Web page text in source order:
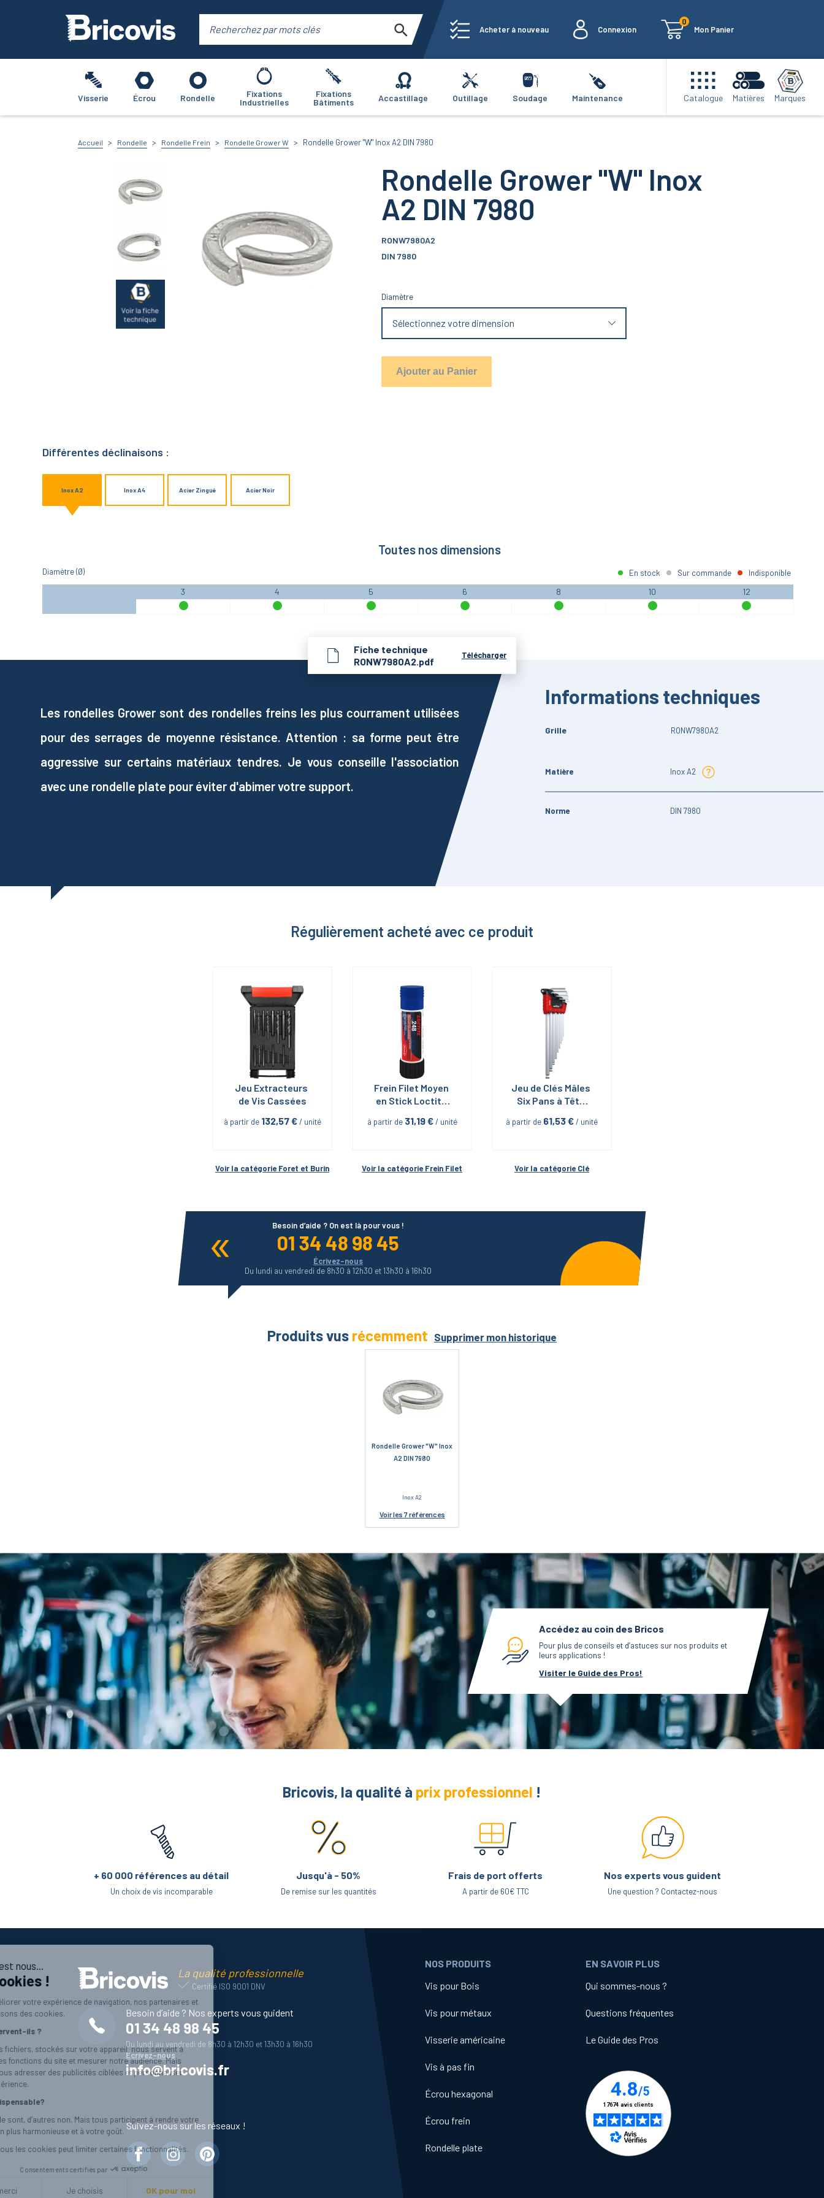
Salut c'est nous...
les Cookies !
Pour améliorer votre expérience de navigation, nos partenaires et
nous utilisons des cookies.
À quoi servent-ils ?
Ces petits fichiers, stockés sur votre appareil, nous servent à
activer des fonctions du site et mesurer notre audience. Mais
aussi à vous adresser des publicités ciblées et personnaliser
votre expérience.
C'est indispensable?
Certains le sont, d’autres non. Mais tous participent à rendre votre
navigation plus harmonieuse et à votre goût.
Refuser tous les cookies peut limiter certaines fonctionnalités.
Consentements certifiés par
Non merci Je choisis
Acheter à nouveau Connexion
0
Mon Panier
Visserie Écrou Rondelle
Fixations
Industrielles
Fixations
Bâtiments
Accastillage Outillage Soudage Maintenance Catalogue Matières Marques
Accueil Rondelle Rondelle Frein Rondelle Grower W Rondelle Grower "W" Inox A2 DIN 7980
Rondelle Grower "W" Inox
A2 DIN 7980
RONW7980A2
DIN 7980
Diamètre
Sélectionnez votre dimension
Ajouter au Panier
Différentes déclinaisons :
Inox A2 Inox A4 Acier Zingué Acier Noir
Toutes nos dimensions
Diamètre (Ø) En stock Sur commande Indisponible
3 4 5 6 8 10 12
Fiche technique
RONW7980A2.pdf
Télécharger
Les rondelles Grower sont des rondelles freins les plus courrament utilisées
pour des serrages de moyenne résistance. Attention : sa forme peut être
aggressive sur certains matériaux tendres. Je vous conseille l'association
avec une rondelle plate pour éviter d'abimer votre support.
Informations techniques
Grille RONW7980A2
Matière Inox A2
Norme DIN 7980
Régulièrement acheté avec ce produit
Jeu Extracteurs
de Vis Cassées
à partir de 132,57 € / unité
Voir la catégorie Foret et Burin
Frein Filet Moyen
en Stick Loctite
à partir de 31,19 € / unité
Voir la catégorie Frein Filet
Jeu de Clés Mâles
Six Pans à Tête
ErgoStar avec
à partir de 61,53 € / unité
Voir la catégorie Clé
Besoin d’aide ? On est là pour vous !
01 34 48 98 45
Écrivez-nous
Du lundi au vendredi de 8h30 à 12h30 et 13h30 à 16h30
Produits vus récemment Supprimer mon historique
Rondelle Grower "W" Inox
A2 DIN 7980
Inox A2
Voirles 7 références
Accédez au coin des Bricos
Pour plus de conseils et d’astuces sur nos produits et
leurs applications !
Visiter le Guide des Pros!
Bricovis, la qualité à prix professionnel !
+ 60 000 références au détail
Un choix de vis incomparable
Jusqu'à - 50%
De remise sur les quantités
Frais de port offerts
A partir de 60€ TTC
Nos experts vous guident
Une question ? Contactez-nous
La qualité professionnelle
Certifié ISO 9001 DNV
Besoin d’aide ? Nos experts vous guident
01 34 48 98 45
Du lundi au vendredi de 8h30 à 12h30 et 13h30 à 16h30
Écrivez-nous
info@bricovis.fr
Suivez-nous sur les réseaux !
NOS PRODUITS
Vis pour Bois
Vis pour métaux
Visserie américaine
Vis à pas fin
Écrou hexagonal
Écrou frein
Rondelle plate
EN SAVOIR PLUS
Qui sommes-nous ?
Questions fréquentes
Le Guide des Pros